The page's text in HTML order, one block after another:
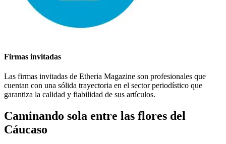
Firmas invitadas
Las firmas invitadas de Etheria Magazine son profesionales que
cuentan con una sólida trayectoria en el sector periodístico que
garantiza la calidad y fiabilidad de sus artículos.
Caminando sola entre las flores del
Cáucaso